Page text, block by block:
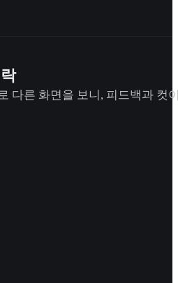
다른 화면을 보니, 피드백과 컷